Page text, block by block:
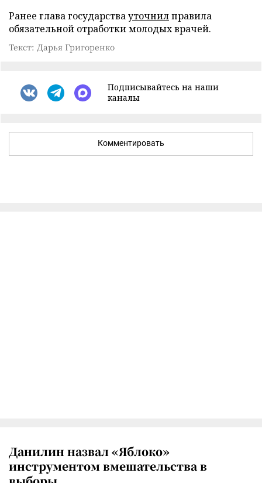
Ранее глава государствауточнилправила
обязательной отработки молодых врачей.
Текст: Дарья Григоренко
Подписывайтесь на наши
каналы
Комментировать
Данилин назвал «Яблоко»
инструментом вмешательства в